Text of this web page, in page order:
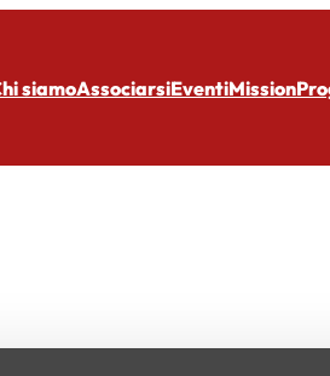
siamoAssociarsiEventiMission